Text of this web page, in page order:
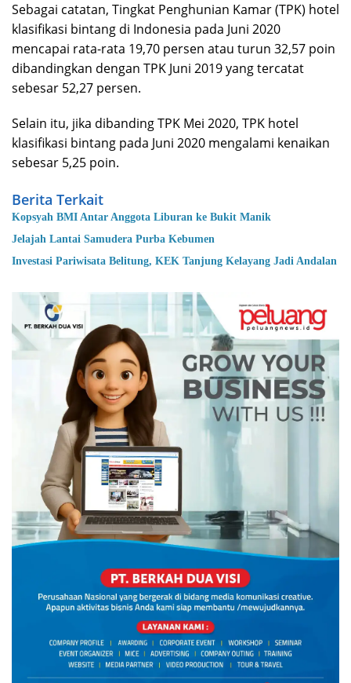
Sebagai catatan, Tingkat Penghunian Kamar (TPK) hotel
klasifikasi bintang di Indonesia pada Juni 2020
mencapai rata-rata 19,70 persen atau turun 32,57 poin
dibandingkan dengan TPK Juni 2019 yang tercatat
sebesar 52,27 persen.
Selain itu, jika dibanding TPK Mei 2020, TPK hotel
klasifikasi bintang pada Juni 2020 mengalami kenaikan
sebesar 5,25 poin.
Berita Terkait
Kopsyah BMI Antar Anggota Liburan ke Bukit Manik
Jelajah Lantai Samudera Purba Kebumen
Investasi Pariwisata Belitung, KEK Tanjung Kelayang Jadi Andalan